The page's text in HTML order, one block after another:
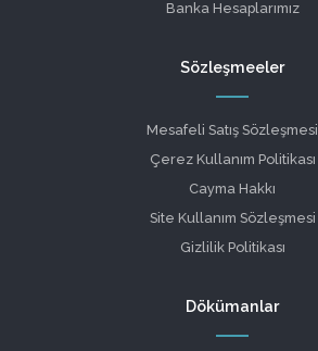
Banka Hesaplarımız
Sözleşmeeler
Mesafeli Satış Sözleşmesi
Çerez Kullanım Politikası
Cayma Hakkı
Site Kullanım Sözleşmesi
Gizlilik Politikası
Dökümanlar